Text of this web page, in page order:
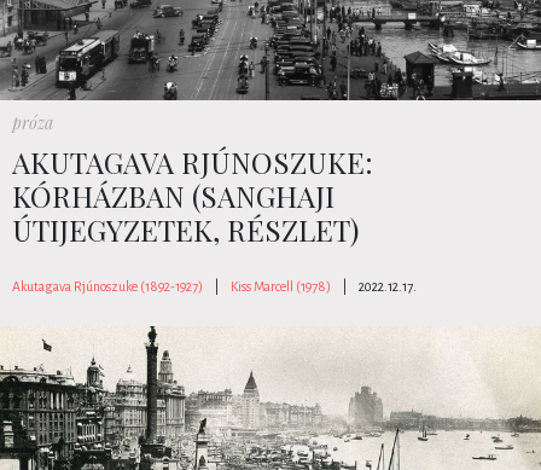
próza
AKUTAGAVA RJÚNOSZUKE:
KÓRHÁZBAN (SANGHAJI
ÚTIJEGYZETEK, RÉSZLET)
Akutagava Rjúnoszuke (1892-1927) Kiss Marcell (1978) 2022.12.17.